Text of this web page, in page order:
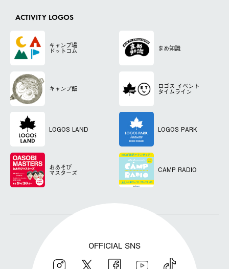
ACTIVITY LOGOS
キャンプ場
ドットコム まめ知識
キャンプ飯 ロゴス イベント
タイムライン
LOGOS LAND LOGOS PARK
おあそび
マスターズ CAMP RADIO
OFFICIAL SNS